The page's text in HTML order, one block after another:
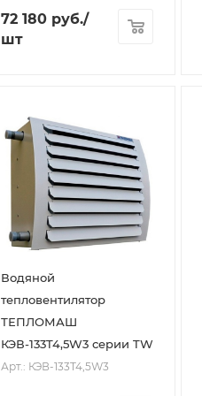
72 180 руб./
шт
Водяной
тепловентилятор
ТЕПЛОМАШ
КЭВ-133T4,5W3 серии TW
Арт.: КЭВ-133T4,5W3